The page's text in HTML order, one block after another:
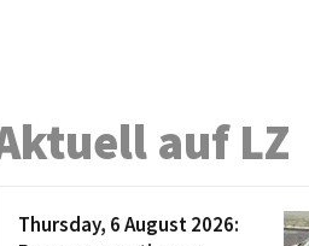
auf LZ
Thursday, 6 August 2026: